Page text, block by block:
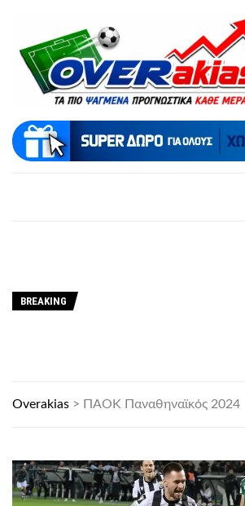
BREAKING
Overakias > ΠΑΟΚ Παναθηναϊκός 2024